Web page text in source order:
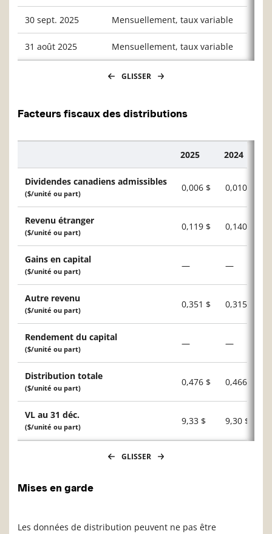
30 sept. 2025 Mensuellement, taux variable
31 août 2025 Mensuellement, taux variable
GLISSER
Facteurs fiscaux des distributions
2025 2024
Dividendes canadiens admissibles
($/unité ou part)
0,006 $ 0,010 $
Revenu étranger
($/unité ou part)
0,119 $ 0,140 $
Gains en capital
($/unité ou part)
— —
Autre revenu
($/unité ou part)
0,351 $ 0,315 $
Rendement du capital
($/unité ou part)
— —
Distribution totale
($/unité ou part)
0,476 $ 0,466 $
VL au 31 déc.
($/unité ou part)
9,33 $ 9,30 $
GLISSER
Mises en garde
Les données de distribution peuvent ne pas être